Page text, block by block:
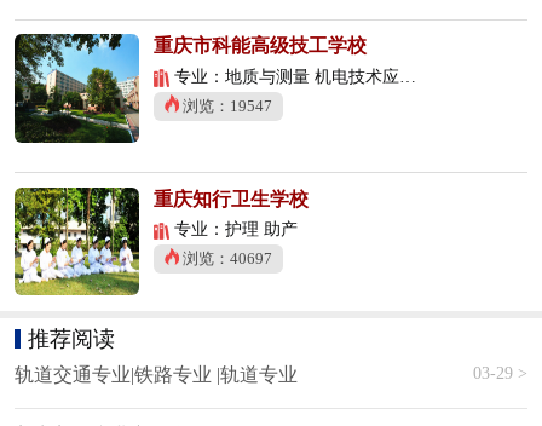
重庆市科能高级技工学校
专业：地质与测量 机电技术应用 数控技术应用
浏览：19547
重庆知行卫生学校
专业：护理 助产
浏览：40697
推荐阅读
轨道交通专业|铁路专业 |轨道专业 03-29 >